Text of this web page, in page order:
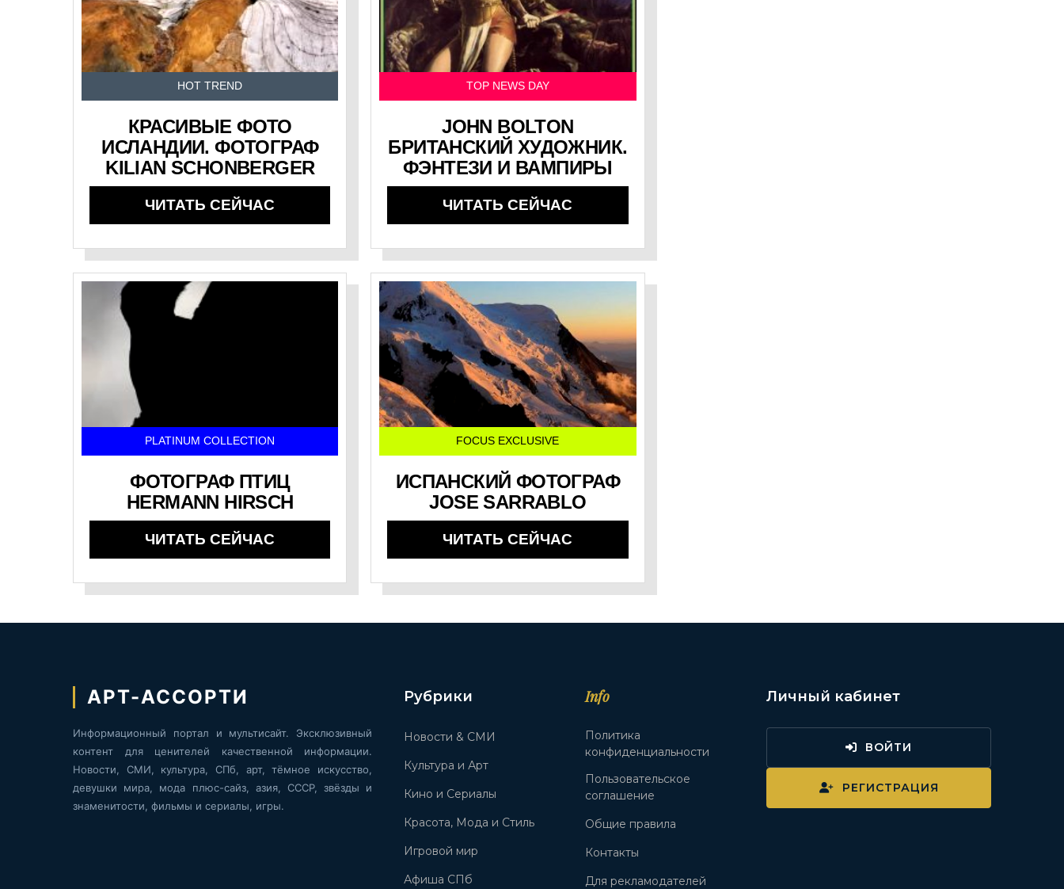
HOT TREND
КРАСИВЫЕ ФОТО
ИСЛАНДИИ. ФОТОГРАФ
KILIAN SCHONBERGER
ЧИТАТЬ СЕЙЧАС
TOP NEWS DAY
JOHN BOLTON
БРИТАНСКИЙ ХУДОЖНИК.
ФЭНТЕЗИ И ВАМПИРЫ
ЧИТАТЬ СЕЙЧАС
PLATINUM COLLECTION
ФОТОГРАФ ПТИЦ
HERMANN HIRSCH
ЧИТАТЬ СЕЙЧАС
FOCUS EXCLUSIVE
ИСПАНСКИЙ ФОТОГРАФ
JOSE SARRABLO
ЧИТАТЬ СЕЙЧАС
АРТ-АССОРТИ
Информационный портал и мультисайт. Эксклюзивный
контент для ценителей качественной информации.
Новости, СМИ, культура, СПб, арт, тёмное искусство,
девушки мира, мода плюс-сайз, азия, СССР, звёзды и
знаменитости, фильмы и сериалы, игры.
Рубрики
Новости & СМИ
Культура и Арт
Кино и Сериалы
Красота, Мода и Стиль
Игровой мир
Афиша СПб
Info
Политика
конфиденциальности
Пользовательское
соглашение
Общие правила
Контакты
Для рекламодателей
Личный кабинет
ВОЙТИ
РЕГИСТРАЦИЯ